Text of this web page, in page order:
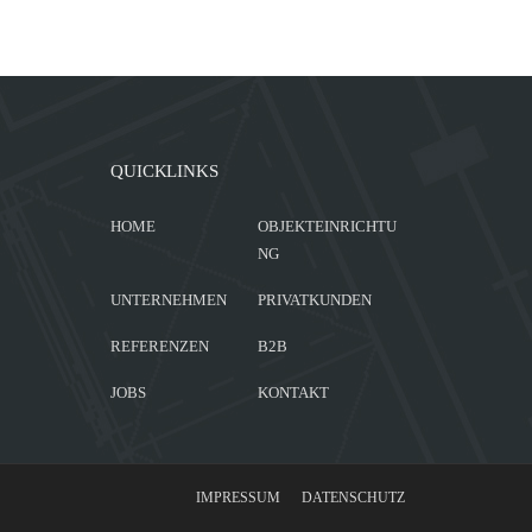
QUICKLINKS
HOME
OBJEKTEINRICHTU
NG
UNTERNEHMEN PRIVATKUNDEN
REFERENZEN B2B
JOBS KONTAKT
IMPRESSUM DATENSCHUTZ